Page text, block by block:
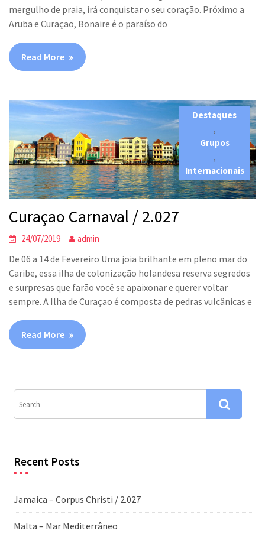
mergulho de praia, irá conquistar o seu coração. Próximo a
Aruba e Curaçao, Bonaire é o paraíso do
Read More
Destaques
,
Grupos
,
Internacionais
Curaçao Carnaval / 2.027
24/07/2019 admin
De 06 a 14 de Fevereiro Uma joia brilhante em pleno mar do
Caribe, essa ilha de colonização holandesa reserva segredos
e surpresas que farão você se apaixonar e querer voltar
sempre. A Ilha de Curaçao é composta de pedras vulcânicas e
Read More
Recent Posts
Jamaica – Corpus Christi / 2.027
Malta – Mar Mediterrâneo